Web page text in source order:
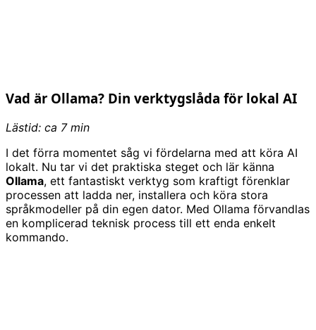
Vad är Ollama? Din verktygslåda för lokal AI
Lästid: ca 7 min
I det förra momentet såg vi fördelarna med att köra AI
lokalt. Nu tar vi det praktiska steget och lär känna
Ollama, ett fantastiskt verktyg som kraftigt förenklar
processen att ladda ner, installera och köra stora
språkmodeller på din egen dator. Med Ollama förvandlas
en komplicerad teknisk process till ett enda enkelt
kommando.